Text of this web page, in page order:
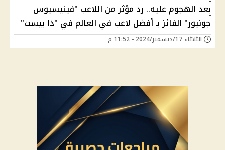
بعد الهجوم عليه.. رد مؤثر من اللاعب "فينيسيوس
جونيور" الفائز بـ أفضل لاعب في العالم في "ذا بيست"
الثلاثاء 17/ديسمبر/2024 - 11:52 م